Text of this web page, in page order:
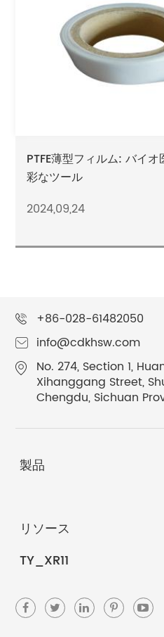
PTFE薄型フィルム: バイ
彩なツール
2024,09,24
+86-028-61482050
info@cdkhsw.com
No. 274, Section 1,
Xihanggang Street,
Chengdu, Sichuan
製品
リソース
TY_XR11